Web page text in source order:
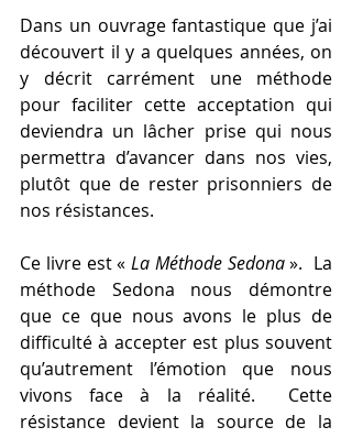
Dans un ouvrage fantastique que j’ai
découvert il y a quelques années, on
y décrit carrément une méthode
pour faciliter cette acceptation qui
deviendra un lâcher prise qui nous
permettra d’avancer dans nos vies,
plutôt que de rester prisonniers de
nos résistances.
Ce livre est « La Méthode Sedona ».  La
méthode Sedona nous démontre
que ce que nous avons le plus de
difficulté à accepter est plus souvent
qu’autrement l’émotion que nous
vivons face à la réalité.  Cette
résistance devient la source de la